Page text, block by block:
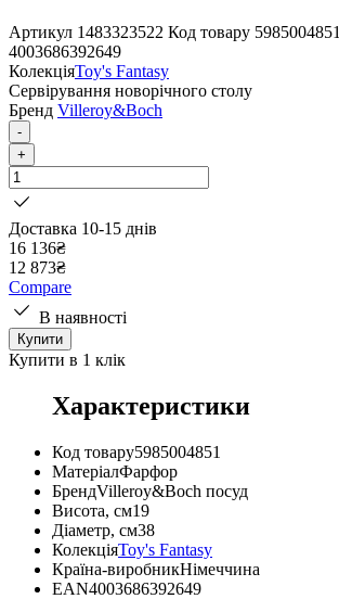
Артикул 1483323522 Код товару 5985004851
4003686392649
КолекціяToy's Fantasy
Сервірування новорічного столу
Бренд Villeroy&Boch
-
+
Доставка 10-15 днів
16 136₴
12 873₴
Compare
В наявності
Купити
Купити в 1 клік
Характеристики
Код товару5985004851
МатеріалФарфор
БрендVilleroy&Boch посуд
Висота, см19
Діаметр, см38
КолекціяToy's Fantasy
Країна-виробникНімеччина
EAN4003686392649